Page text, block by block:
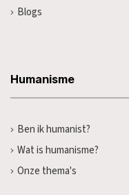
Blogs
Humanisme
Ben ik humanist?
Wat is humanisme?
Onze thema's